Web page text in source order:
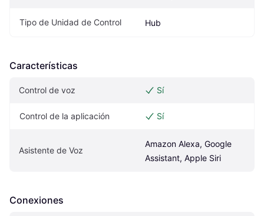
Tipo de Unidad de Control Hub
Características
Control de voz Sí
Control de la aplicación Sí
Asistente de Voz
Amazon Alexa, Google
Assistant, Apple Siri
Conexiones